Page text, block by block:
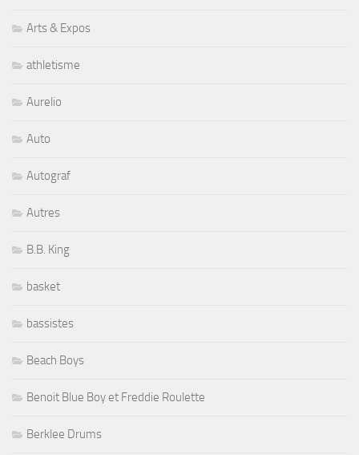
Arts & Expos
athletisme
Aurelio
Auto
Autograf
Autres
B.B. King
basket
bassistes
Beach Boys
Benoit Blue Boy et Freddie Roulette
Berklee Drums